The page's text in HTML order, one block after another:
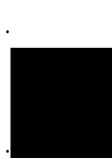
.
.